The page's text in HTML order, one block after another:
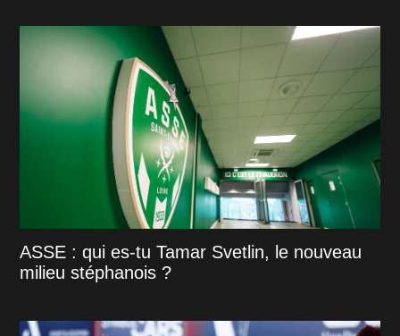
ASSE : qui es-tu Tamar Svetlin, le nouveau
milieu stéphanois ?